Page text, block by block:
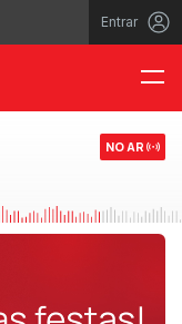
Entrar
NO AR